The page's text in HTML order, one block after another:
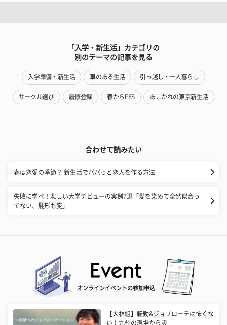
「入学・新生活」カテゴリの
別のテーマの記事を見る
入学準備・新生活 車のある生活 引っ越し・一人暮らし
サークル選び 履修登録 春からFES あこがれの東京新生活
合わせて読みたい
春は恋愛の季節？ 新生活でパパっと恋人を作る方法
失敗に学べ！悲しい大学デビューの実例7選「髪を染めて全然似合っ
てない、髪形も変」
オンラインイベントの参加申込
【大林組】転勤&ジョブローテは怖くな
い！九州の現場から設